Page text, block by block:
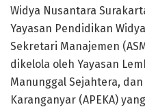
Widya Nusantara
Yayasan Pendidikan
Sekretari Manajemen
dikelola oleh Yayasan
Manunggal Sejahtera,
Karanganyar (APEKA)